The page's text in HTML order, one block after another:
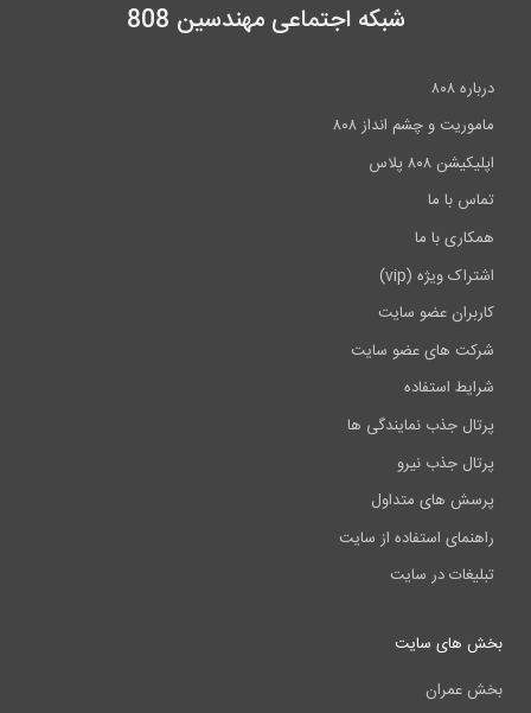
17:44
شبکه اجتماعی مهندسین 808
درباره ۸۰۸
ماموریت و چشم انداز ۸۰۸
اپلیکیشن ۸۰۸ پلاس
تماس با ما
همکاری با ما
اشتراک ویژه (vip)
کاربران عضو سایت
شرکت های عضو سایت
شرایط استفاده
پرتال جذب نمایندگی ها
پرتال جذب نیرو
پرسش های متداول
راهنمای استفاده از سایت
تبلیغات در سایت
بخش های سایت
بخش عمران